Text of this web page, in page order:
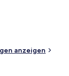
anzeigen